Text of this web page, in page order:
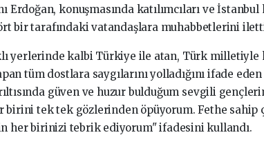
Erdoğan, konuşmasında katılımcıları ve
bir tarafındaki vatandaşlara muhabbetlerini
yerlerinde kalbi Türkiye ile atan, Türk milletiyle
tüm dostlara saygılarını yolladığını ifade
güven ve huzur bulduğum sevgili
birini tek tek gözlerinden öpüyorum. Fethe sahip
her birinizi tebrik ediyorum" ifadesini kullandı.